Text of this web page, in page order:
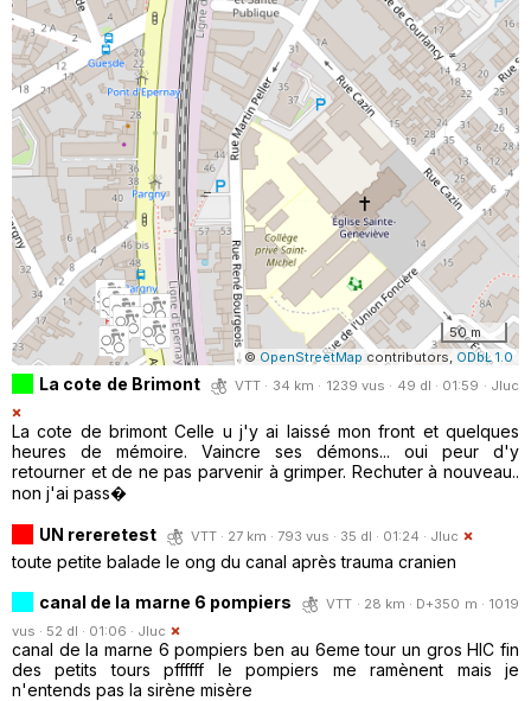
50 m
© OpenStreetMap contributors, ODbL 1.0
La cote de Brimont VTT · 34 km · 1239 vus · 49 dl · 01:59 · Jluc
La cote de brimont Celle u j'y ai laissé mon front et quelques
heures de mémoire. Vaincre ses démons... oui peur d'y
retourner et de ne pas parvenir à grimper. Rechuter à nouveau..
non j'ai pass�
UN rereretest VTT · 27 km · 793 vus · 35 dl · 01:24 · Jluc
toute petite balade le ong du canal après trauma cranien
canal de la marne 6 pompiers
VTT · 28 km · D+350 m · 1019
vus · 52 dl · 01:06 · Jluc
canal de la marne 6 pompiers ben au 6eme tour un gros HIC fin
des petits tours pffffff le pompiers me ramènent mais je
n'entends pas la sirène misère